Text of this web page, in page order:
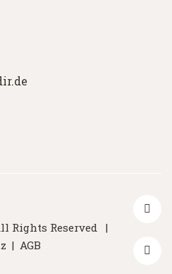
Rights Reserved |
| AGB